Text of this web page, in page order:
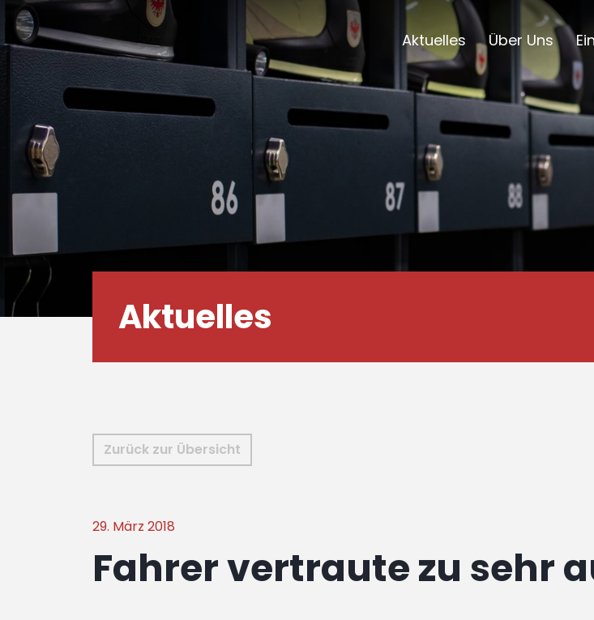
Aktuelles Über Uns
Aktuelles
Zurück zur Übersicht
29. März 2018
Fahrer vertraute zu sehr